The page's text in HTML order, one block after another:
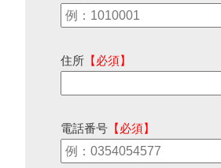
住所 【必須】
電話番号 【必須】